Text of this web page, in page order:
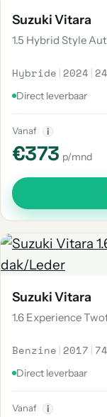
Suzuki Vitara
1.5 Hybrid Style
Hybride | 2024 |
Direct leverbaar
Vanaf i
€373 p/mnd
Suzuki Vitara
1.6 Experience
Benzine | 2017 |
Direct leverbaar
Vanaf i